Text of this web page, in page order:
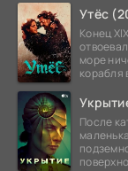
Утёс
Конец
море
корабля
После